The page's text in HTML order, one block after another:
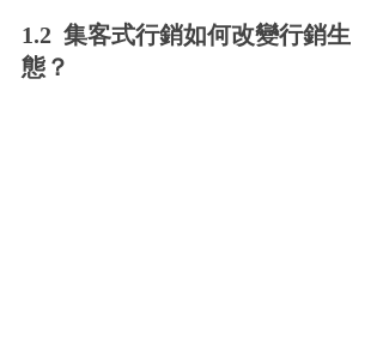
1.2  集客式行銷如何改變行銷生
態？